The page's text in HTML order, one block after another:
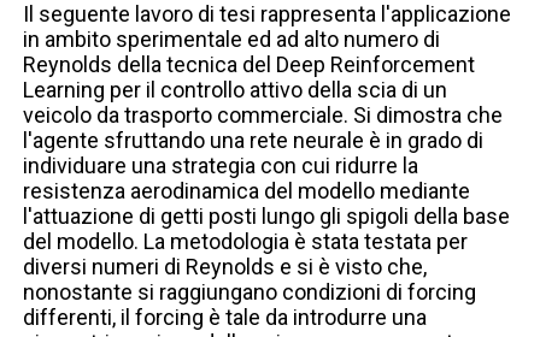
Il seguente lavoro di tesi rappresenta l'applicazione
in ambito sperimentale ed ad alto numero di
Reynolds della tecnica del Deep Reinforcement
Learning per il controllo attivo della scia di un
veicolo da trasporto commerciale. Si dimostra che
l'agente sfruttando una rete neurale è in grado di
individuare una strategia con cui ridurre la
resistenza aerodinamica del modello mediante
l'attuazione di getti posti lungo gli spigoli della base
del modello. La metodologia è stata testata per
diversi numeri di Reynolds e si è visto che,
nonostante si raggiungano condizioni di forcing
differenti, il forcing è tale da introdurre una